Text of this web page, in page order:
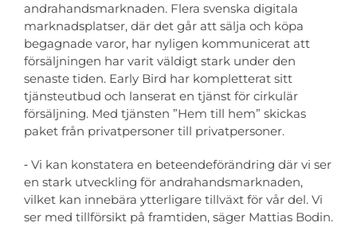
andrahandsmarknaden. Flera svenska digitala
marknadsplatser, där det går att sälja och köpa
begagnade varor, har nyligen kommunicerat att
försäljningen har varit väldigt stark under den
senaste tiden. Early Bird har kompletterat sitt
tjänsteutbud och lanserat en tjänst för cirkulär
försäljning. Med tjänsten ”Hem till hem” skickas
paket från privatpersoner till privatpersoner.
‑ Vi kan konstatera en beteendeförändring där vi ser
en stark utveckling för andrahandsmarknaden,
vilket kan innebära ytterligare tillväxt för vår del. Vi
ser med tillförsikt på framtiden, säger Mattias Bodin.